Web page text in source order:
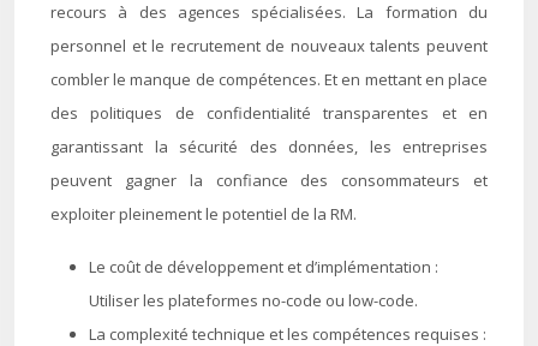
recours à des agences spécialisées. La formation du
personnel et le recrutement de nouveaux talents peuvent
combler le manque de compétences. Et en mettant en place
des politiques de confidentialité transparentes et en
garantissant la sécurité des données, les entreprises
peuvent gagner la confiance des consommateurs et
exploiter pleinement le potentiel de la RM.
Le coût de développement et d’implémentation :
Utiliser les plateformes no-code ou low-code.
La complexité technique et les compétences requises :